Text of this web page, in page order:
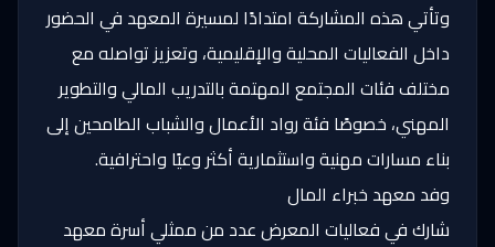
وتأتي هذه المشاركة امتدادًا لمسيرة المعهد في الحضور
داخل الفعاليات المحلية والإقليمية، وتعزيز تواصله مع
مختلف فئات المجتمع المهتمة بالتدريب المالي والتطوير
المهني، خصوصًا فئة رواد الأعمال والشباب الطامحين إلى
بناء مسارات مهنية واستثمارية أكثر وعيًا واحترافية.
وفد معهد خبراء المال
شارك في فعاليات المعرض عدد من ممثلي أسرة معهد